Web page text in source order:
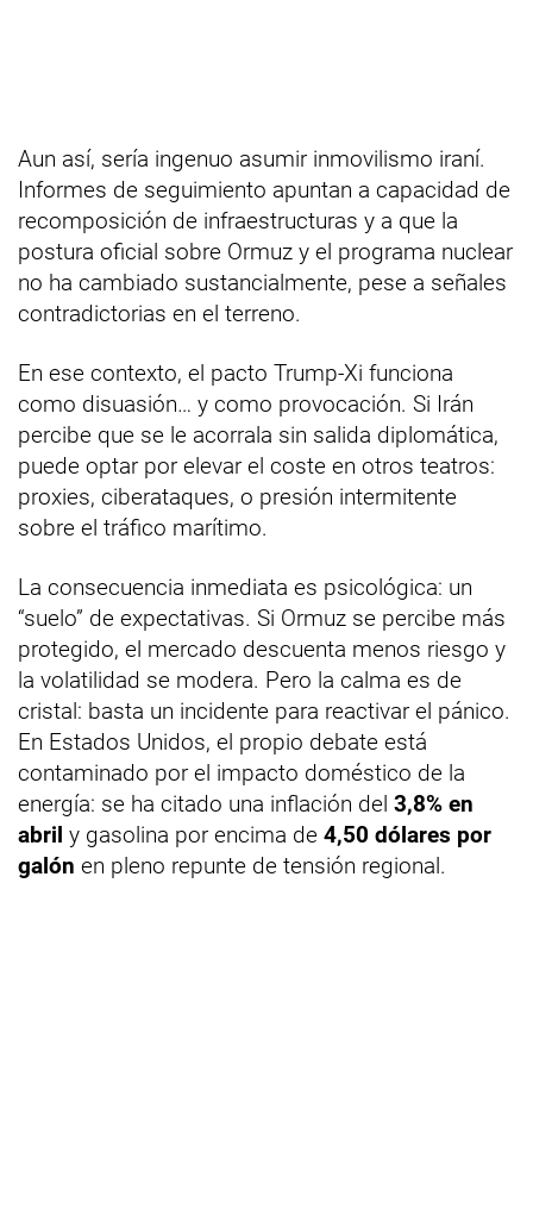
Aun así, sería ingenuo asumir inmovilismo iraní.
Informes de seguimiento apuntan a capacidad de
recomposición de infraestructuras y a que la
postura oficial sobre Ormuz y el programa nuclear
no ha cambiado sustancialmente, pese a señales
contradictorias en el terreno.
En ese contexto, el pacto Trump-Xi funciona
como disuasión… y como provocación. Si Irán
percibe que se le acorrala sin salida diplomática,
puede optar por elevar el coste en otros teatros:
proxies, ciberataques, o presión intermitente
sobre el tráfico marítimo.
La consecuencia inmediata es psicológica: un
“suelo” de expectativas. Si Ormuz se percibe más
protegido, el mercado descuenta menos riesgo y
la volatilidad se modera. Pero la calma es de
cristal: basta un incidente para reactivar el pánico.
En Estados Unidos, el propio debate está
contaminado por el impacto doméstico de la
energía: se ha citado una inflación del 3,8% en
abril y gasolina por encima de 4,50 dólares por
galón en pleno repunte de tensión regional.